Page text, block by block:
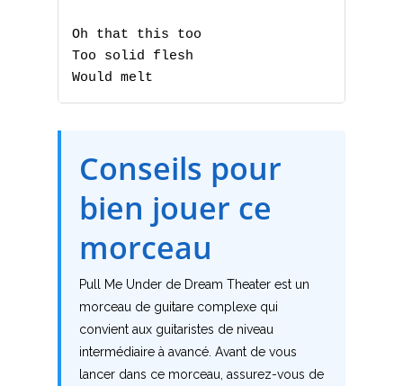
Oh that this too
Too solid flesh
Would melt
Conseils pour
bien jouer ce
morceau
Pull Me Under de Dream Theater est un
morceau de guitare complexe qui
convient aux guitaristes de niveau
intermédiaire à avancé. Avant de vous
lancer dans ce morceau, assurez-vous de
R
S
U
V
W